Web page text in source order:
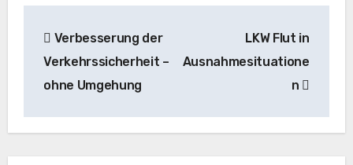
Verbesserung der
Verkehrssicherheit –
ohne Umgehung
LKW Flut in
Ausnahmesituatione
n